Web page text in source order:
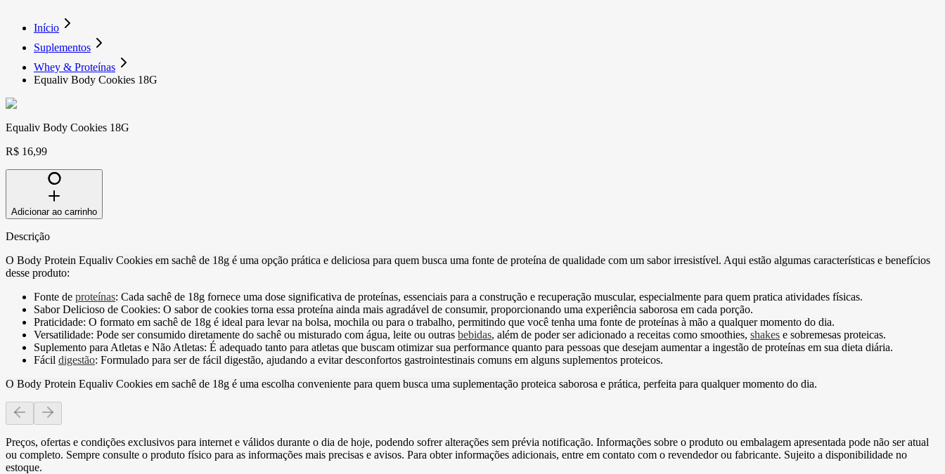
Início
Suplementos
Whey & Proteínas
Equaliv Body Cookies 18G
Equaliv Body Cookies 18G
R$ 16,99
Adicionar ao carrinho
Descrição
O Body Protein Equaliv Cookies em sachê de 18g é uma opção prática e deliciosa para quem busca uma fonte de proteína de qualidade com um sabor irresistível. Aqui estão algumas características e benefícios
desse produto:
Fonte de proteínas: Cada sachê de 18g fornece uma dose significativa de proteínas, essenciais para a construção e recuperação muscular, especialmente para quem pratica atividades físicas.
Sabor Delicioso de Cookies: O sabor de cookies torna essa proteína ainda mais agradável de consumir, proporcionando uma experiência saborosa em cada porção.
Praticidade: O formato em sachê de 18g é ideal para levar na bolsa, mochila ou para o trabalho, permitindo que você tenha uma fonte de proteínas à mão a qualquer momento do dia.
Versatilidade: Pode ser consumido diretamente do sachê ou misturado com água, leite ou outras bebidas, além de poder ser adicionado a receitas como smoothies, shakes e sobremesas proteicas.
Suplemento para Atletas e Não Atletas: É adequado tanto para atletas que buscam otimizar sua performance quanto para pessoas que desejam aumentar a ingestão de proteínas em sua dieta diária.
Fácil digestão: Formulado para ser de fácil digestão, ajudando a evitar desconfortos gastrointestinais comuns em alguns suplementos proteicos.
O Body Protein Equaliv Cookies em sachê de 18g é uma escolha conveniente para quem busca uma suplementação proteica saborosa e prática, perfeita para qualquer momento do dia.
Preços, ofertas e condições exclusivos para internet e válidos durante o dia de hoje, podendo sofrer alterações sem prévia notificação. Informações sobre o produto ou embalagem apresentada pode não ser atual
ou completo. Sempre consulte o produto físico para as informações mais precisas e avisos. Para obter informações adicionais, entre em contato com o revendedor ou fabricante. Sujeito a disponibilidade no
estoque.